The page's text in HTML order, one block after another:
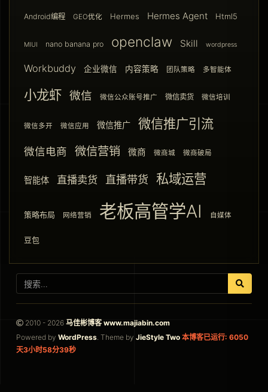
Android编程 GEO优化 Hermes Hermes Agent Html5
MIUI nano banana pro openclaw Skill wordpress
Workbuddy 企业微信 内容策略 团队策略 多智能体
小龙虾 微信 微信公众账号推广 微信卖货 微信培训
微信多开 微信应用 微信推广 微信推广引流
微信电商 微信营销 微商 微商城 微商破局
智能体 直播卖货 直播带货 私域运营
策略布局 网络营销 老板高管学AI 自媒体
豆包
2010 - 2026 马佳彬博客 www.majiabin.com
Powered by WordPress. Theme by JieStyle Two 本博客已运行: 6050
天3小时58分40秒